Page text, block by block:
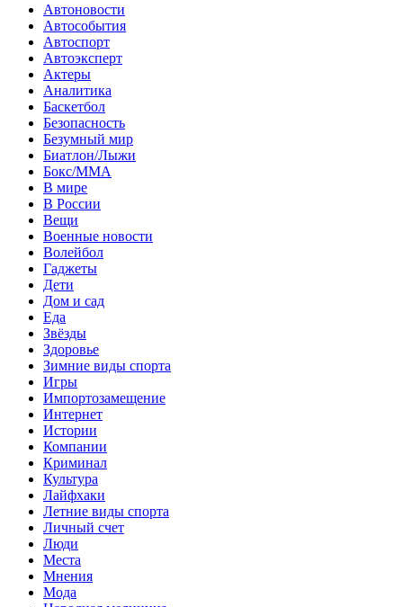
Автоновости
Автособытия
Автоспорт
Автоэксперт
Актеры
Аналитика
Баскетбол
Безопасность
Безумный мир
Биатлон/Лыжи
Бокс/MMA
В мире
В России
Вещи
Военные новости
Волейбол
Гаджеты
Дети
Дом и сад
Еда
Звёзды
Здоровье
Зимние виды спорта
Игры
Импортозамещение
Интернет
Истории
Компании
Криминал
Культура
Лайфхаки
Летние виды спорта
Личный счет
Люди
Места
Мнения
Мода